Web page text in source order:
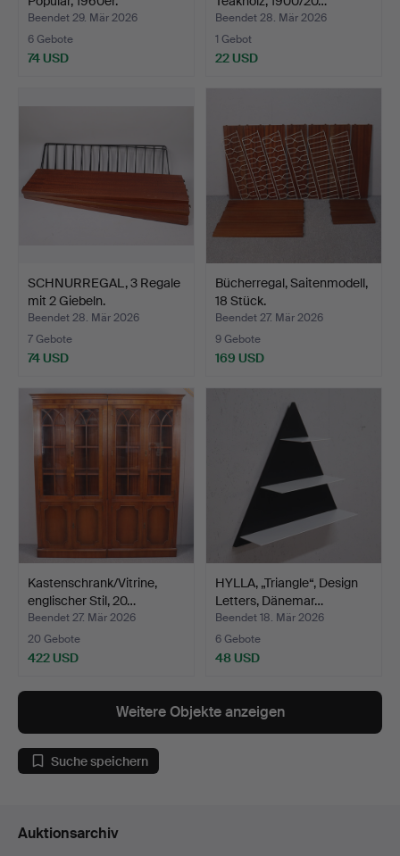
Beendet 29. Mär 2026
6 Gebote
74 USD
Beendet 28. Mär 2026
1 Gebot
22 USD
SCHNURREGAL, 3 Regale
mit 2 Giebeln.
Beendet 28. Mär 2026
7 Gebote
74 USD
Bücherregal, Saitenmodell,
18 Stück.
Beendet 27. Mär 2026
9 Gebote
169 USD
Kastenschrank/Vitrine,
englischer Stil, 20…
Beendet 27. Mär 2026
20 Gebote
422 USD
HYLLA, „Triangle“, Design
Letters, Dänemar…
Beendet 18. Mär 2026
6 Gebote
48 USD
Weitere Objekte anzeigen
Suche speichern
Auktionsarchiv